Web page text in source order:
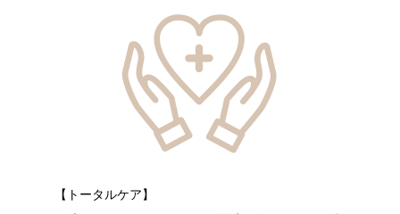
【トータルケア】